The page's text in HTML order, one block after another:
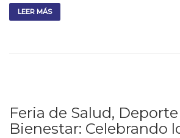
LEER MÁS
Feria de Salud,
Bienestar: Celebrando